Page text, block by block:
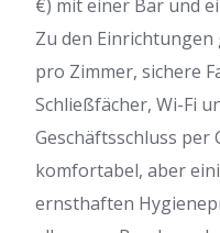
€) mit einer Bar und
Zu den
pro Zimmer, sichere
Schließfächer, Wi-Fi
Geschäftsschluss per
komfortabel, aber
ernsthaften